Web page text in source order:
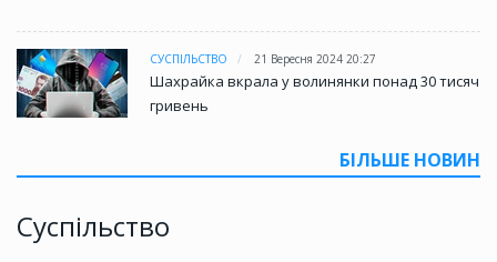
СУСПІЛЬСТВО 21 Вересня 2024 20:27
Шахрайка вкрала у волинянки понад 30 тисяч
гривень
БІЛЬШЕ НОВИН
Суспільство